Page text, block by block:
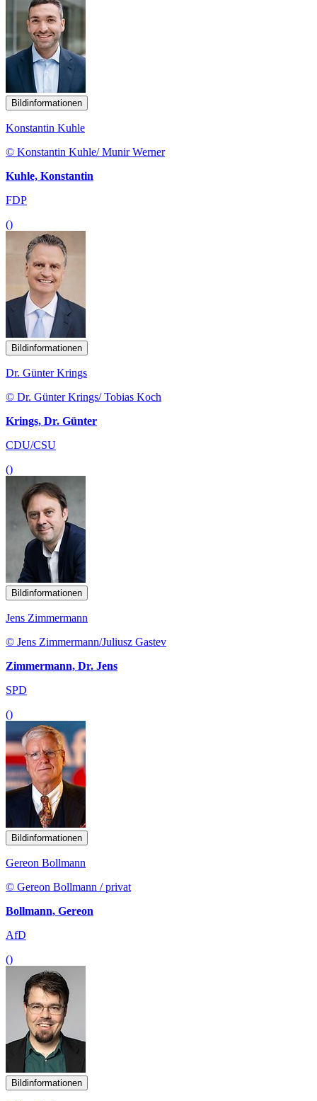
Bildinformationen
Konstantin Kuhle
© Konstantin Kuhle/ Munir Werner
Kuhle, Konstantin
FDP
()
Bildinformationen
Dr. Günter Krings
© Dr. Günter Krings/ Tobias Koch
Krings, Dr. Günter
CDU/CSU
()
Bildinformationen
Jens Zimmermann
© Jens Zimmermann/Juliusz Gastev
Zimmermann, Dr. Jens
SPD
()
Bildinformationen
Gereon Bollmann
© Gereon Bollmann / privat
Bollmann, Gereon
AfD
()
Bildinformationen